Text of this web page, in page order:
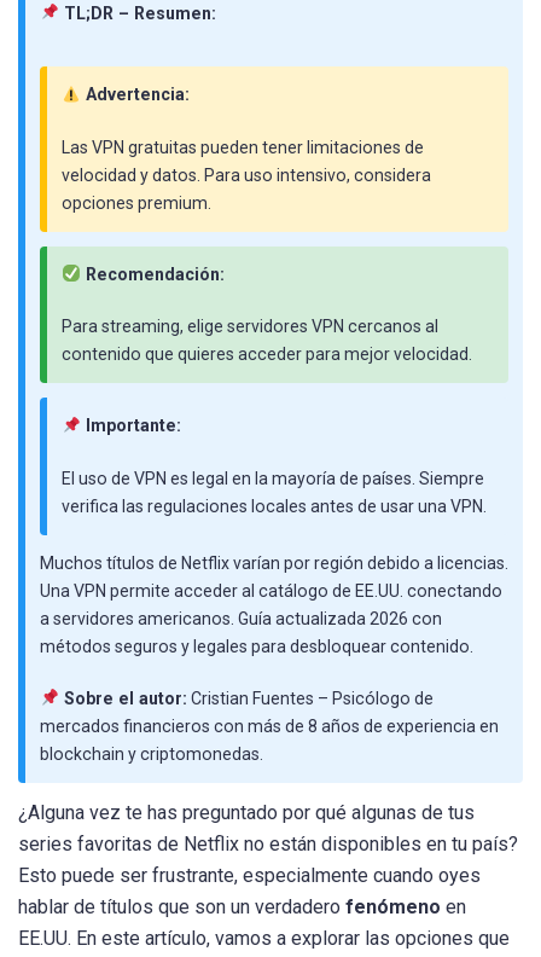
TL;DR – Resumen:
Advertencia:
Las VPN gratuitas pueden tener limitaciones de
velocidad y datos. Para uso intensivo, considera
opciones premium.
Recomendación:
Para streaming, elige servidores VPN cercanos al
contenido que quieres acceder para mejor velocidad.
Importante:
El uso de VPN es legal en la mayoría de países. Siempre
verifica las regulaciones locales antes de usar una VPN.
Muchos títulos de Netflix varían por región debido a licencias.
Una VPN permite acceder al catálogo de EE.UU. conectando
a servidores americanos. Guía actualizada 2026 con
métodos seguros y legales para desbloquear contenido.
Sobre el autor: Cristian Fuentes – Psicólogo de
mercados financieros con más de 8 años de experiencia en
blockchain y criptomonedas.
¿Alguna vez te has preguntado por qué algunas de tus
series favoritas de Netflix no están disponibles en tu país?
Esto puede ser frustrante, especialmente cuando oyes
hablar de títulos que son un verdadero fenómeno en
EE.UU. En este artículo, vamos a explorar las opciones que